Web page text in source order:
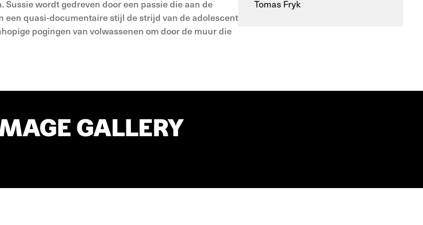
Tomas Fryk
Sussie wordt gedreven door een passie die aan de
een quasi-documentaire stijl de strijd van de adolescent
pogingen van volwassenen om door de muur die
GALLERY